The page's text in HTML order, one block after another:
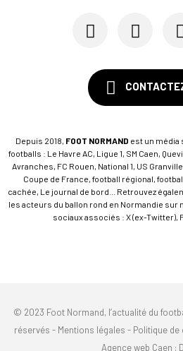
SM Caen : Julien Meilhac quitte la
Depuis 2018, FOOT NORMAND est un média
footballs : Le Havre AC, Ligue 1, SM Caen,
Avranches, FC Rouen, National 1, US
Coupe de France, football régional,
cachée, Le journal de bord... Retrouvez
les acteurs du ballon rond en Normandie
sociaux associés : X (ex-Twitter),
© 2023 Foot Normand, l’actualité du
réservés - Mentions légales - Politique
Agence web Caen :